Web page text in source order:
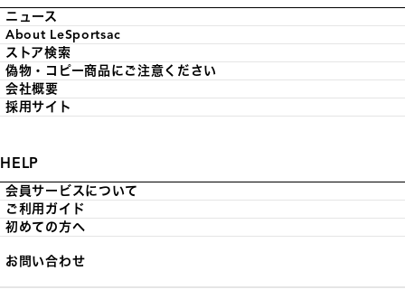
ニュース
About LeSportsac
ストア検索
偽物・コピー商品にご注意ください
会社概要
採用サイト
HELP
会員サービスについて
ご利用ガイド
初めての方へ
お問い合わせ